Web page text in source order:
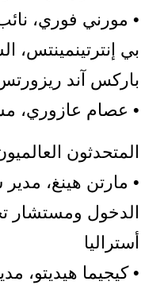
• مورني فوري،
بي إنترتينمينتس،
باركس آند
• عصام عازوري،
المتحدثون
• مارتن هينغ،
الدخول ومستشار
أستراليا
• كيجيما هيديتو،